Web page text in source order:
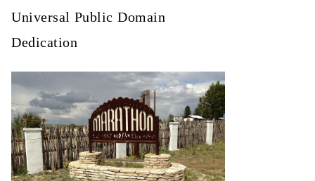
Universal Public Domain
Dedication